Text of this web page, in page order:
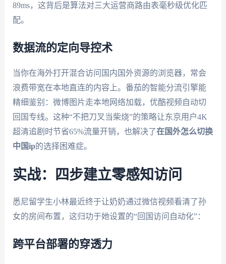
89ms，这背后是算法对三大运营商路由表毫秒级优化匹
配。
数据流的定向导控术
当你在海外打开混合访问国内国外资源的浏览器，常会
浪费带宽在本地直连的内容上。番茄的智能分流引擎能
精细鉴别：微博图片走本地网络加载，优酷视频自动切
回国专线。这种“不把刀叉当柴烧”的策略让东京用户4K
超清追剧时节省65%流量开销，也解决了在国外怎么切换
中国ip的选择困难症。
实战：四步建立零感知访问
悉尼留学生小林最近终于让奶奶通过微信视频看清了孙
女的房间布置，这归功于她设置的“回国访问自动化”：
跨平台部署的穿透力